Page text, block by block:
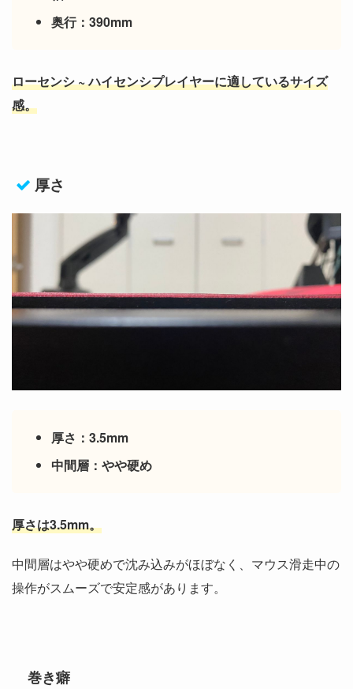
奥行：390mm
ローセンシ ~ ハイセンシプレイヤーに適しているサイズ
感。
厚さ
厚さ：3.5mm
中間層：やや硬め
厚さは3.5mm。
中間層はやや硬めで沈み込みがほぼなく、マウス滑走中の
操作がスムーズで安定感があります。
巻き癖